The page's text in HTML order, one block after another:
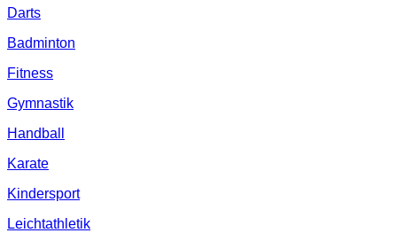
Darts
Badminton
Fitness
Gymnastik
Handball
Karate
Kindersport
Leichtathletik